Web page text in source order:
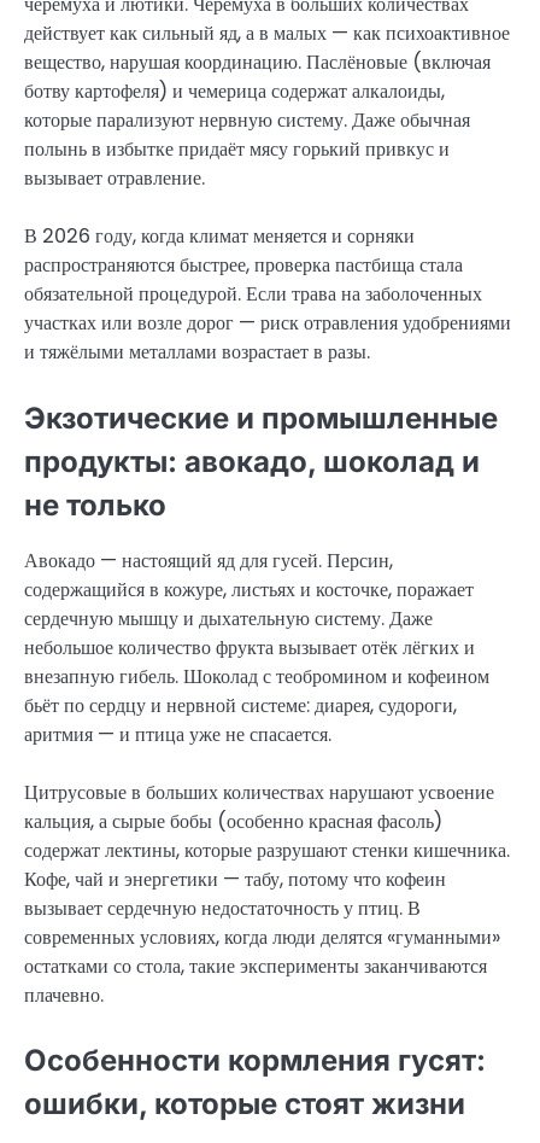
действует как сильный яд, а в малых — как психоактивное
вещество, нарушая координацию. Паслёновые (включая
ботву картофеля) и чемерица содержат алкалоиды,
которые парализуют нервную систему. Даже обычная
полынь в избытке придаёт мясу горький привкус и
вызывает отравление.
В 2026 году, когда климат меняется и сорняки
распространяются быстрее, проверка пастбища стала
обязательной процедурой. Если трава на заболоченных
участках или возле дорог — риск отравления удобрениями
и тяжёлыми металлами возрастает в разы.
Экзотические и промышленные
продукты: авокадо, шоколад и
не только
Авокадо — настоящий яд для гусей. Персин,
содержащийся в кожуре, листьях и косточке, поражает
сердечную мышцу и дыхательную систему. Даже
небольшое количество фрукта вызывает отёк лёгких и
внезапную гибель. Шоколад с теобромином и кофеином
бьёт по сердцу и нервной системе: диарея, судороги,
аритмия — и птица уже не спасается.
Цитрусовые в больших количествах нарушают усвоение
кальция, а сырые бобы (особенно красная фасоль)
содержат лектины, которые разрушают стенки кишечника.
Кофе, чай и энергетики — табу, потому что кофеин
вызывает сердечную недостаточность у птиц. В
современных условиях, когда люди делятся «гуманными»
остатками со стола, такие эксперименты заканчиваются
плачевно.
Особенности кормления гусят:
ошибки, которые стоят жизни